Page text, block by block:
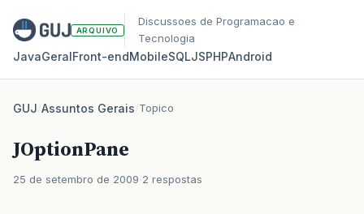
ARQUIVO
Discussoes de Programacao e
Tecnologia
JavaGeralFront‑endMobileSQLJSPHPAndroid
GUJ/Assuntos Gerais/Topico
JOptionPane
25 de setembro de 2009 2 respostas